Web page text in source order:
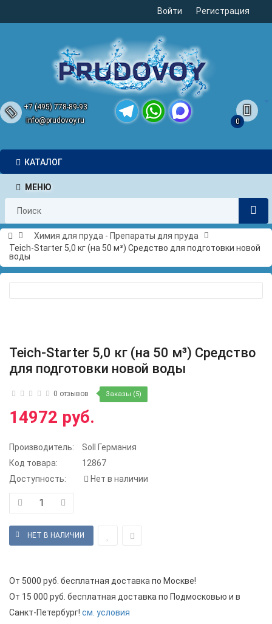
Войти Регистрация
+7 (495) 778-89-93
info@prudovoy.ru
0
КАТАЛОГ
МЕНЮ
Химия для пруда - Препараты для пруда
Teich-Starter 5,0 кг (на 50 м³) Средство для подготовки новой
воды
Teich-Starter 5,0 кг (на 50 м³) Средство
для подготовки новой воды
0 отзывов Заказы (5)
14972 руб.
Производитель:
Soll Германия
Код товара:
12867
Доступность:
Нет в наличии
От 5000 руб. бесплатная доставка по Москве!
От 15 000 руб. бесплатная доставка по Подмосковью и в
Санкт-Петербург! см. условия